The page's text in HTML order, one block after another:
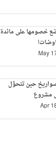
خصومها على مائدة
May
ما وراء الصواريخ حين تتحوَّل
مشروع
Apr